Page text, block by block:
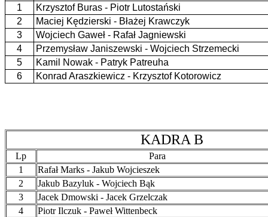
1
Krzysztof Buras - Piotr Lutostański
2
Maciej Kędzierski - Błażej Krawczyk
3
Wojciech Gaweł - Rafał Jagniewski
4
Przemysław Janiszewski - Wojciech Strzemecki
5
Kamil Nowak - Patryk Patreuha
6
Konrad Araszkiewicz - Krzysztof Kotorowicz
KADRA B
Lp
Para
1
Rafał Marks - Jakub Wojcieszek
2
Jakub Bazyluk - Wojciech Bąk
3
Jacek Dmowski - Jacek Grzelczak
4
Piotr Ilczuk - Paweł Wittenbeck